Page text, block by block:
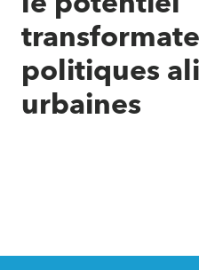
politiques
urbaines